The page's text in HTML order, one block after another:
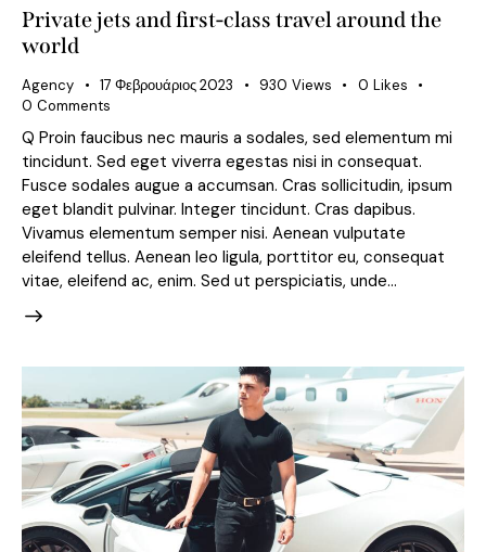
Private jets and first-class travel around the
world
Agency 17 Φεβρουάριος 2023 930 Views 0 Likes
0 Comments
Q Proin faucibus nec mauris a sodales, sed elementum mi
tincidunt. Sed eget viverra egestas nisi in consequat.
Fusce sodales augue a accumsan. Cras sollicitudin, ipsum
eget blandit pulvinar. Integer tincidunt. Cras dapibus.
Vivamus elementum semper nisi. Aenean vulputate
eleifend tellus. Aenean leo ligula, porttitor eu, consequat
vitae, eleifend ac, enim. Sed ut perspiciatis, unde…